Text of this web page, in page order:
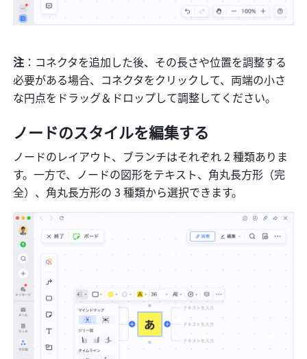
注 ：コネクタを追加した後、その長さや位置を調整する
必要がある場合、コネクタをクリックして、両端の小さ
な円点をドラッグ＆ドロップして調整してください。
ノードのスタイルを編集する
ノードのレイアウト、ブランチはそれぞれ 2 種類ありま
す。一方で、ノードの図形をテキスト、角丸長方形（完
全）、角丸長方形の 3 種類から選択できます。